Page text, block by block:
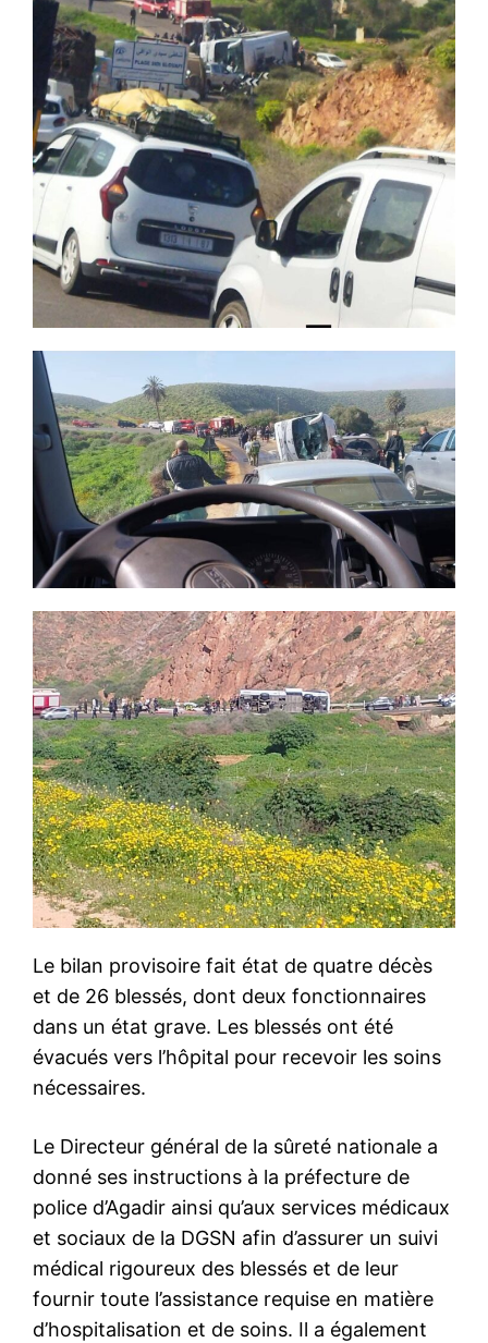
Le bilan provisoire fait état de quatre décès
et de 26 blessés, dont deux fonctionnaires
dans un état grave. Les blessés ont été
évacués vers l’hôpital pour recevoir les soins
nécessaires.
Le Directeur général de la sûreté nationale a
donné ses instructions à la préfecture de
police d’Agadir ainsi qu’aux services médicaux
et sociaux de la DGSN afin d’assurer un suivi
médical rigoureux des blessés et de leur
fournir toute l’assistance requise en matière
d’hospitalisation et de soins. Il a également